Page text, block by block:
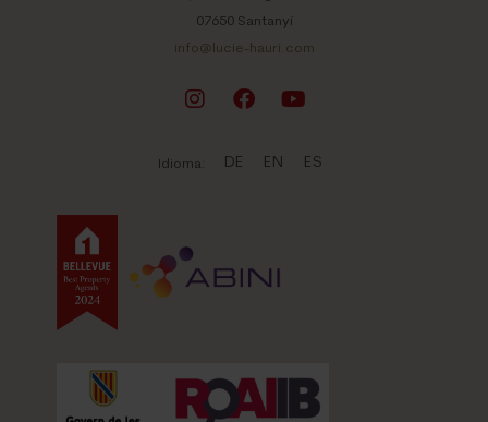
07650 Santanyí
info@lucie-hauri.com
Idioma: DE EN ES